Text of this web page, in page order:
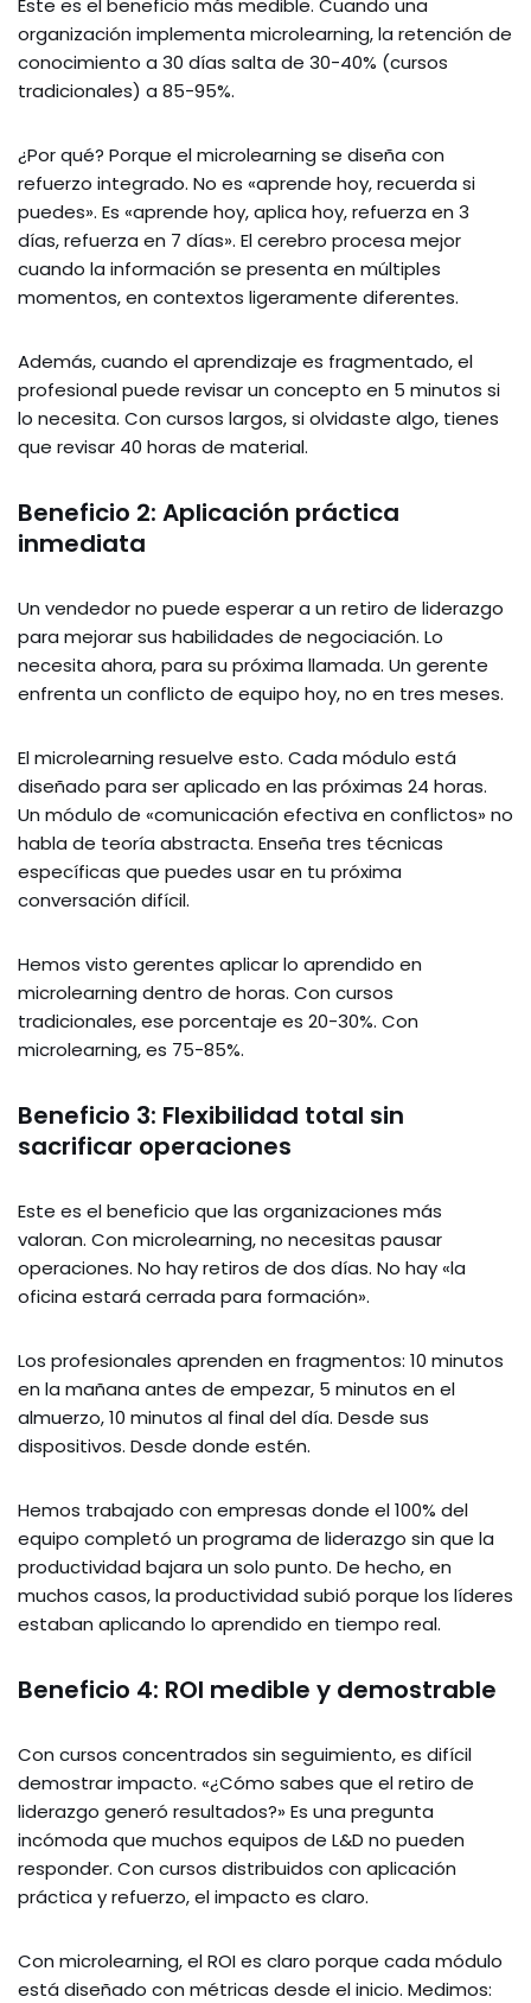
organización implementa microlearning, la retención de
conocimiento a 30 días salta de 30-40% (cursos
tradicionales) a 85-95%.
¿Por qué? Porque el microlearning se diseña con
refuerzo integrado. No es «aprende hoy, recuerda si
puedes». Es «aprende hoy, aplica hoy, refuerza en 3
días, refuerza en 7 días». El cerebro procesa mejor
cuando la información se presenta en múltiples
momentos, en contextos ligeramente diferentes.
Además, cuando el aprendizaje es fragmentado, el
profesional puede revisar un concepto en 5 minutos si
lo necesita. Con cursos largos, si olvidaste algo, tienes
que revisar 40 horas de material.
Beneficio 2: Aplicación práctica
inmediata
Un vendedor no puede esperar a un retiro de liderazgo
para mejorar sus habilidades de negociación. Lo
necesita ahora, para su próxima llamada. Un gerente
enfrenta un conflicto de equipo hoy, no en tres meses.
El microlearning resuelve esto. Cada módulo está
diseñado para ser aplicado en las próximas 24 horas.
Un módulo de «comunicación efectiva en conflictos» no
habla de teoría abstracta. Enseña tres técnicas
específicas que puedes usar en tu próxima
conversación difícil.
Hemos visto gerentes aplicar lo aprendido en
microlearning dentro de horas. Con cursos
tradicionales, ese porcentaje es 20-30%. Con
microlearning, es 75-85%.
Beneficio 3: Flexibilidad total sin
sacrificar operaciones
Este es el beneficio que las organizaciones más
valoran. Con microlearning, no necesitas pausar
operaciones. No hay retiros de dos días. No hay «la
oficina estará cerrada para formación».
Los profesionales aprenden en fragmentos: 10 minutos
en la mañana antes de empezar, 5 minutos en el
almuerzo, 10 minutos al final del día. Desde sus
dispositivos. Desde donde estén.
Hemos trabajado con empresas donde el 100% del
equipo completó un programa de liderazgo sin que la
productividad bajara un solo punto. De hecho, en
muchos casos, la productividad subió porque los líderes
estaban aplicando lo aprendido en tiempo real.
Beneficio 4: ROI medible y demostrable
Con cursos concentrados sin seguimiento, es difícil
demostrar impacto. «¿Cómo sabes que el retiro de
liderazgo generó resultados?» Es una pregunta
incómoda que muchos equipos de L&D no pueden
responder. Con cursos distribuidos con aplicación
práctica y refuerzo, el impacto es claro.
Con microlearning, el ROI es claro porque cada módulo
está diseñado con métricas desde el inicio. Medimos: